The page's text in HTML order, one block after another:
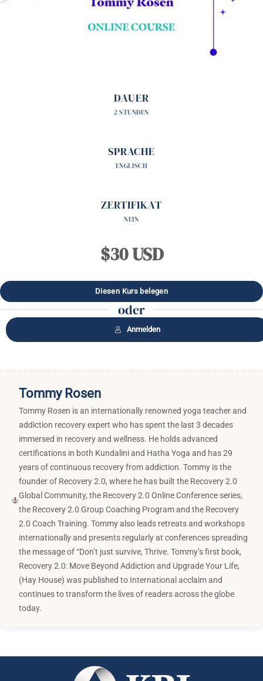
DAUER
2 STUNDEN
SPRACHE
ENGLISCH
ZERTIFIKAT
NEIN
$30 USD
oder
Anmelden
Tommy Rosen
Tommy Rosen is an internationally renowned yoga teacher and
addiction recovery expert who has spent the last 3 decades
immersed in recovery and wellness. He holds advanced
certifications in both Kundalini and Hatha Yoga and has 29
years of continuous recovery from addiction. Tommy is the
founder of Recovery 2.0, where he has built the Recovery 2.0
Global Community, the Recovery 2.0 Online Conference series,
the Recovery 2.0 Group Coaching Program and the Recovery
2.0 Coach Training. Tommy also leads retreats and workshops
internationally and presents regularly at conferences spreading
the message of “Don’t just survive, Thrive. Tommy’s first book,
Recovery 2.0: Move Beyond Addiction and Upgrade Your Life,
(Hay House) was published to International acclaim and
continues to transform the lives of readers across the globe
today.